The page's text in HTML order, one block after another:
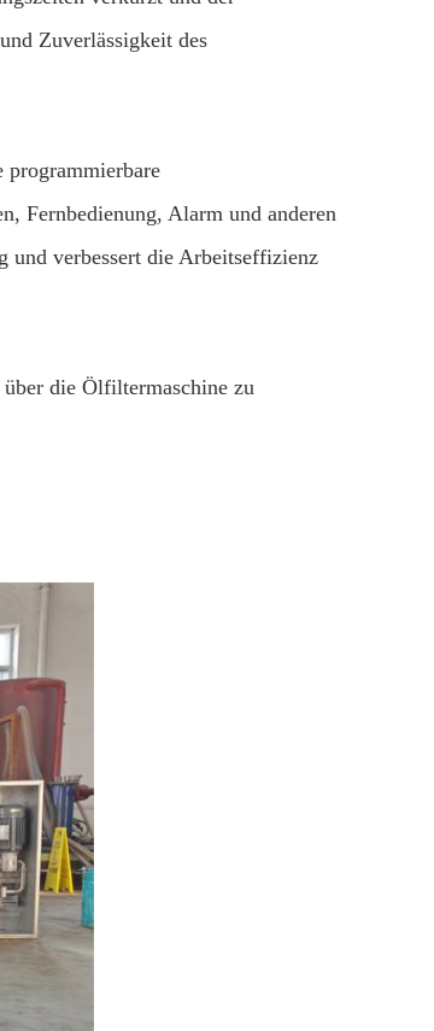
Zuverlässigkeit des
Fernbedienung, Alarm und anderen
und verbessert die Arbeitseffizienz
die Ölfiltermaschine zu